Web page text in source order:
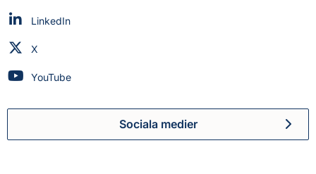
Myndigheten för civilt försvar på
LinkedIn
Myndigheten för civilt försvar på
X
Myndigheten för civilt försvar på
YouTube
Myndigheten för civilt
Sociala medier